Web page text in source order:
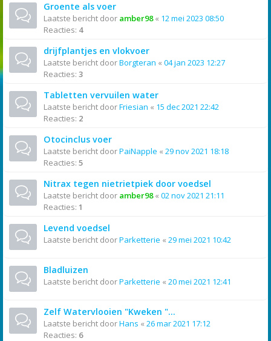
Groente als voer
Laatste bericht door amber98« 12 mei 2023 08:50
Reacties: 4
drijfplantjes en vlokvoer
Laatste bericht doorBorgteran « 04 jan 2023 12:27
Reacties: 3
Tabletten vervuilen water
Laatste bericht doorFriesian « 15 dec 2021 22:42
Reacties: 2
Otocinclus voer
Laatste bericht doorPaiNapple « 29 nov 2021 18:18
Reacties: 5
Nitrax tegen nietrietpiek door voedsel
Laatste bericht door amber98« 02 nov 2021 21:11
Reacties: 1
Levend voedsel
Laatste bericht doorParketterie « 29 mei 2021 10:42
Bladluizen
Laatste bericht doorParketterie « 20 mei 2021 12:41
Zelf Watervlooien "Kweken "...
Laatste bericht doorHans « 26 mar 2021 17:12
Reacties: 6